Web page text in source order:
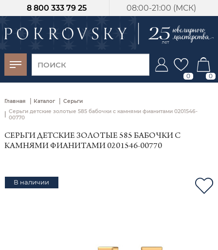
08:00-21:00 (МСК)
8 800 333 79 25
0 0
Главная | Каталог | Серьги
Серьги детские золотые 585 бабочки с камнями фианитами 0201546-
00770
СЕРЬГИ ДЕТСКИЕ ЗОЛОТЫЕ 585 БАБОЧКИ С
КАМНЯМИ ФИАНИТАМИ 0201546-00770
В наличии
-30%
от 15 дней с
момента оплаты